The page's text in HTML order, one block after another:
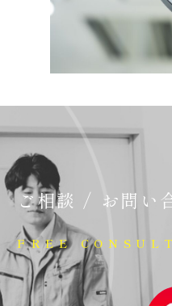
ご相談 / お問い
FREE